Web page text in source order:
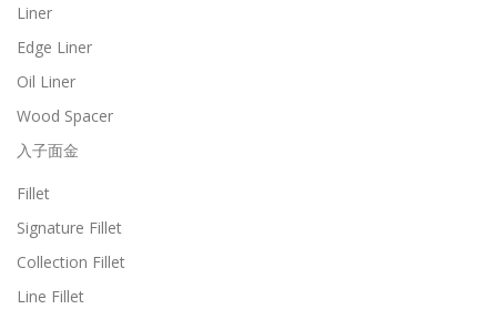
Liner
Edge Liner
Oil Liner
Wood Spacer
入子面金
Fillet
Signature Fillet
Collection Fillet
Line Fillet